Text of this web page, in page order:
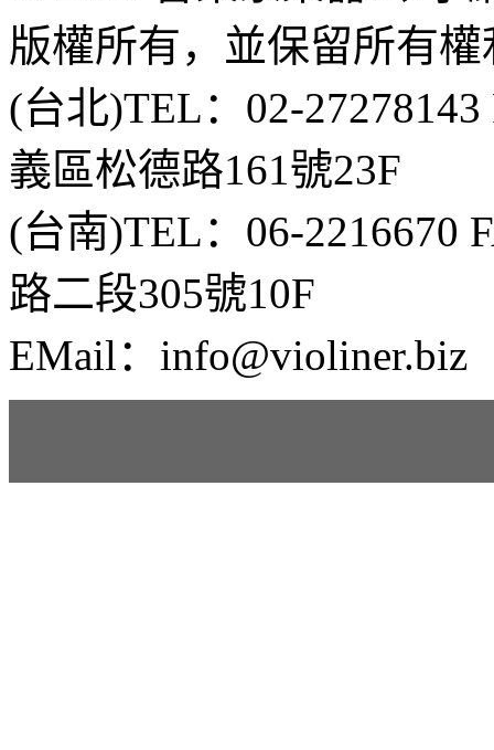
版權所有，並保留所有權
(台北)TEL：02-
義區松德路161號23F
(台南)TEL：06-2216670
路二段305號10F
EMail：info@violiner.biz